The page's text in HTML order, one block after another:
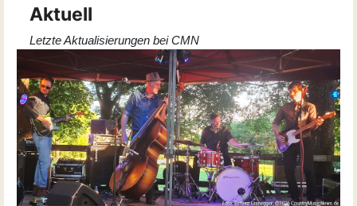
Aktuell
Letzte Aktualisierungen bei CMN